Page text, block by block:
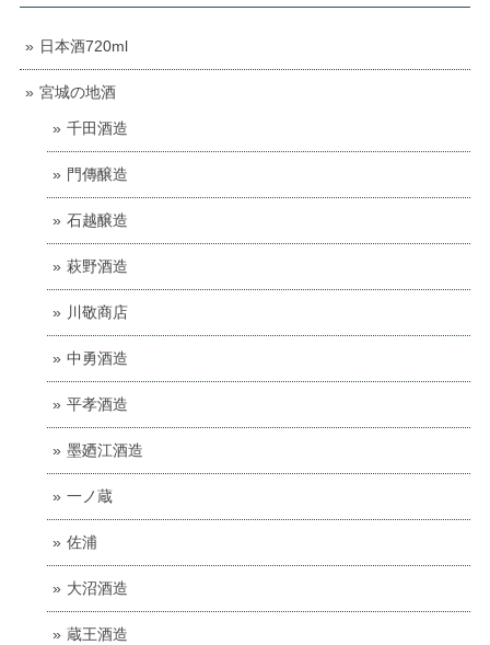
日本酒720ml
宮城の地酒
千田酒造
門傳醸造
石越醸造
萩野酒造
川敬商店
中勇酒造
平孝酒造
墨廼江酒造
一ノ蔵
佐浦
大沼酒造
蔵王酒造